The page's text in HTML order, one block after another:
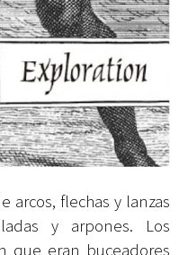
arcos, flechas y lanzas
y arpones. Los
que eran buceadores